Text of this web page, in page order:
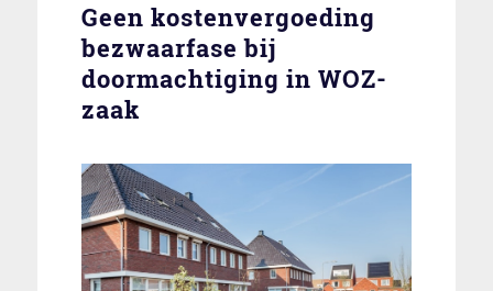
Geen kostenvergoeding
bezwaarfase bij
doormachtiging in WOZ-
zaak